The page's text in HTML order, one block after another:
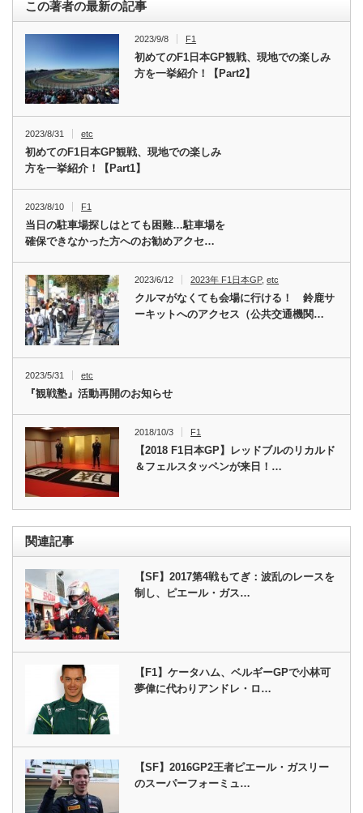
この著者の最新の記事
2023/9/8 F1
初めてのF1日本GP観戦、現地での楽しみ
方を一挙紹介！【Part2】
2023/8/31 etc
初めてのF1日本GP観戦、現地での楽しみ
方を一挙紹介！【Part1】
2023/8/10 F1
当日の駐車場探しはとても困難…駐車場を
確保できなかった方へのお勧めアクセ…
2023/6/12 2023年 F1日本GP,etc
クルマがなくても会場に行ける！ 鈴鹿サ
ーキットへのアクセス（公共交通機関…
2023/5/31 etc
『観戦塾』活動再開のお知らせ
2018/10/3 F1
【2018 F1日本GP】レッドブルのリカルド
＆フェルスタッペンが来日！…
関連記事
【SF】2017第4戦もてぎ：波乱のレースを
制し、ピエール・ガス…
【F1】ケータハム、ベルギーGPで小林可
夢偉に代わりアンドレ・ロ…
【SF】2016GP2王者ピエール・ガスリー
のスーパーフォーミュ…